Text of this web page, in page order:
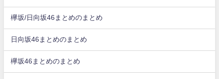
欅坂/日向坂46まとめのまとめ
日向坂46まとめのまとめ
欅坂46まとめのまとめ